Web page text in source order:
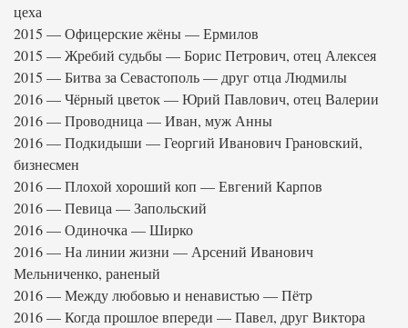
цеха
2015 — Офицерские жёны — Ермилов
2015 — Жребий судьбы — Борис Петрович, отец Алексея
2015 — Битва за Севастополь — друг отца Людмилы
2016 — Чёрный цветок — Юрий Павлович, отец Валерии
2016 — Проводница — Иван, муж Анны
2016 — Подкидыши — Георгий Иванович Грановский,
бизнесмен
2016 — Плохой хороший коп — Евгений Карпов
2016 — Певица — Запольский
2016 — Одиночка — Ширко
2016 — На линии жизни — Арсений Иванович
Мельниченко, раненый
2016 — Между любовью и ненавистью — Пётр
2016 — Когда прошлое впереди — Павел, друг Виктора